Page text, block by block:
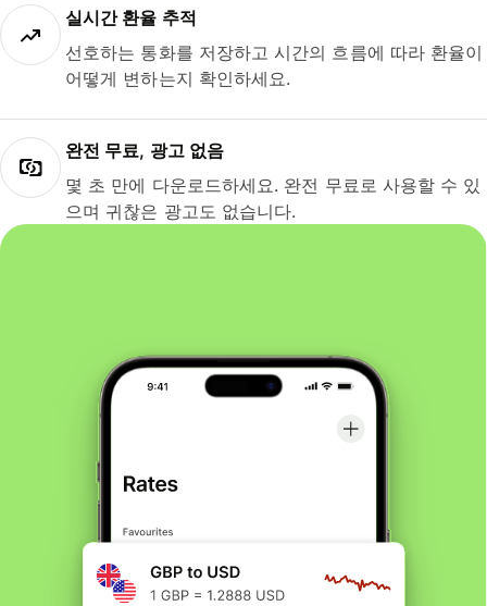
실시간 환율 추적
선호하는 통화를 저장하고 시간의 흐름에 따라 환율이
어떻게 변하는지 확인하세요.
완전 무료, 광고 없음
몇 초 만에 다운로드하세요. 완전 무료로 사용할 수 있
으며 귀찮은 광고도 없습니다.